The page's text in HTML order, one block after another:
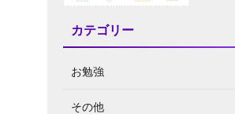
カテゴリー
お勉強
その他